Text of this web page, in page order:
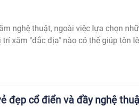
nghệ thuật, ngoài việc lựa chọn
xăm "đắc địa" nào có thể giúp tôn
đẹp cổ điển và đầy nghệ